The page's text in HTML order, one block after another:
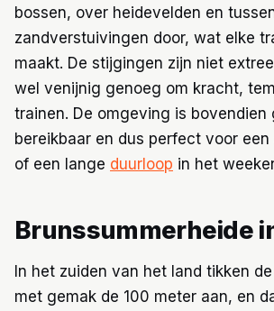
bossen, over heidevelden en
zandverstuivingen door, wat elke
maakt. De stijgingen zijn niet
wel venijnig genoeg om kracht,
trainen. De omgeving is bovendien
bereikbaar en dus perfect voor
of een lange duurloop in het
Brunssummerheide
In het zuiden van het land tikken
met gemak de 100 meter aan, en